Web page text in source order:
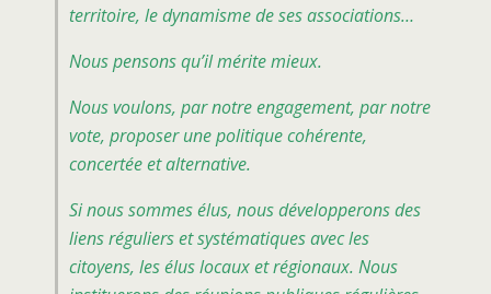
territoire, le dynamisme de ses associations…
Nous pensons qu’il mérite mieux.
Nous voulons, par notre engagement, par notre
vote, proposer une politique cohérente,
concertée et alternative.
Si nous sommes élus, nous développerons des
liens réguliers et systématiques avec les
citoyens, les élus locaux et régionaux. Nous